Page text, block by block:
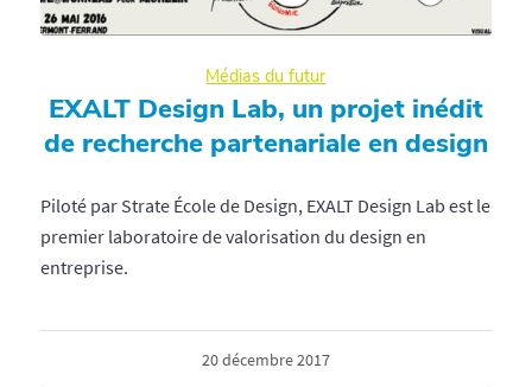
Médias du futur
EXALT Design Lab, un projet inédit
de recherche partenariale en design
Piloté par Strate École de Design, EXALT Design Lab est le
premier laboratoire de valorisation du design en
entreprise.
20 décembre 2017